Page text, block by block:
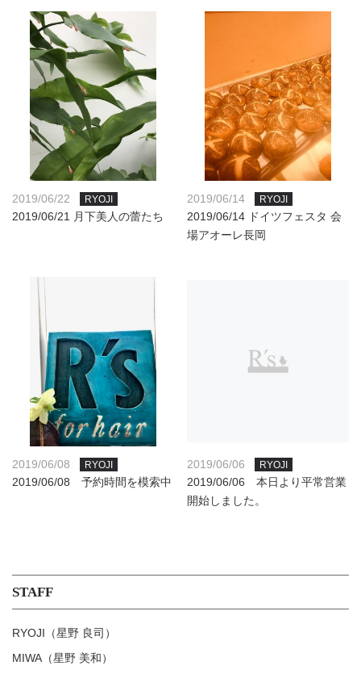
2019/06/22 RYOJI
2019/06/21 月下美人の蕾たち
2019/06/14 RYOJI
2019/06/14 ドイツフェスタ 会
場アオーレ長岡
2019/06/08 RYOJI
2019/06/08 予約時間を模索中
2019/06/06 RYOJI
2019/06/06 本日より平常営業
開始しました。
STAFF
RYOJI（星野 良司）
MIWA（星野 美和）